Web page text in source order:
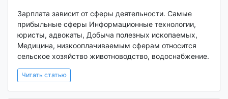
Зарплата зависит от сферы деятельности. Самые
прибыльные сферы Информационные технологии,
юристы, адвокаты, Добыча полезных ископаемых,
Медицина, низкооплачиваемым сферам относится
сельское хозяйство животноводство, водоснабжение.
Читать статью